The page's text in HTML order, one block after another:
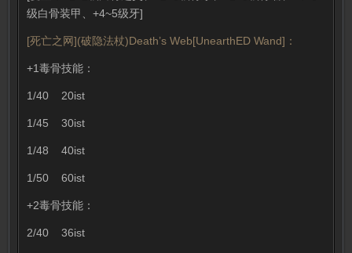
级白骨装甲、+4~5级牙]
[死亡之网](破隐法杖)Death’s Web[UnearthED Wand]：
+1毒骨技能：
1/40 20ist
1/45 30ist
1/48 40ist
1/50 60ist
+2毒骨技能：
2/40 36ist